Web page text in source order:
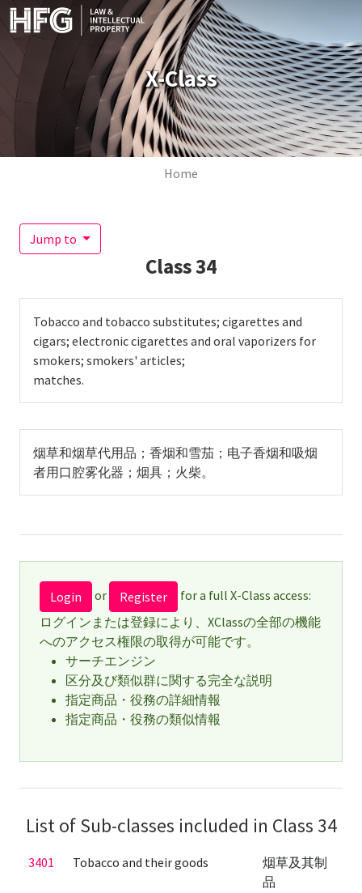
Skip to main content
X-Class
Breadcrumb
Home
Jump to
Class34
Tobacco and tobacco substitutes; cigarettes and
cigars; electronic cigarettes and oral vaporizers for
smokers; smokers' articles;
matches.
烟草和烟草代用品；香烟和雪茄；电子香烟和吸烟
者用口腔雾化器；烟具；火柴。
Login or Register
for a full X-Class access:
ログインまたは登録により、XClassの全部の機能
へのアクセス権限の取得が可能です。
サーチエンジン
区分及び類似群に関する完全な説明
指定商品・役務の詳細情報
指定商品・役務の類似情報
List of Sub-classes included in Class 34
3401 Tobacco and their goods
烟草及其制
品